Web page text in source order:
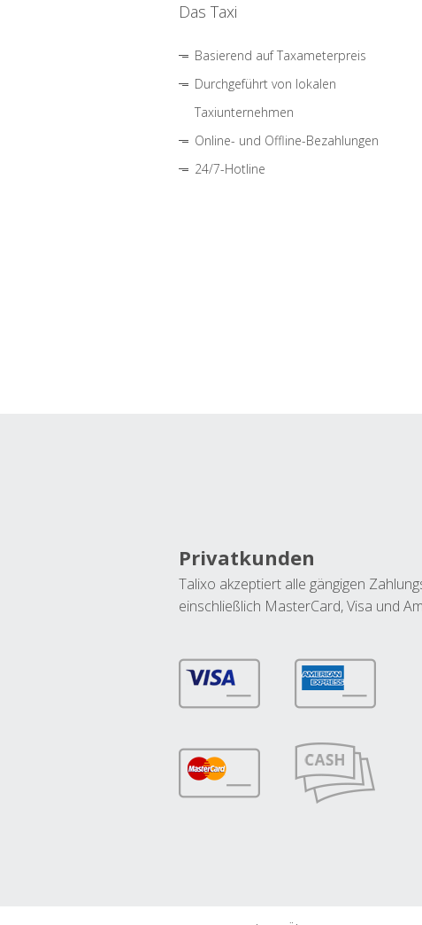
Das Taxi
Basierend auf Taxameterpreis
Durchgeführt von lokalen
Taxiunternehmen
Online- und Offline-Bezahlungen
24/7-Hotline
Privatkunden
Talixo akzeptiert alle gängigen
einschließlich MasterCard, Visa und